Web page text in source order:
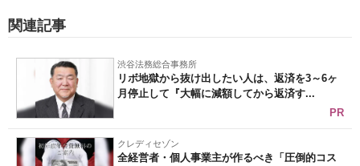
関連記事
渋谷法務総合事務所
リボ地獄から抜け出したい人は、返済を3～6ヶ
月停止して『大幅に減額してから返済す...
PR
クレディセゾン
全経営者・個人事業主が作るべき「圧倒的コス